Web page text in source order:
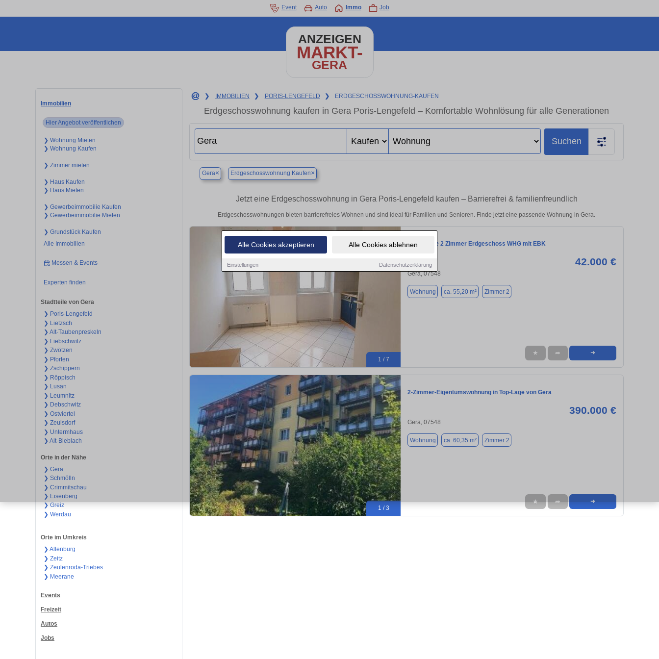
Alle Cookies akzeptieren Alle Cookies ablehnen
Einstellungen Datenschutzerklärung
Event Auto Immo Job
ANZEIGEN
MARKT-
GERA
Immobilien
Hier Angebot veröffentlichen
❯ Wohnung Mieten
❯ Wohnung Kaufen
❯ Zimmer mieten
❯ Haus Kaufen
❯ Haus Mieten
❯ Gewerbeimmobilie Kaufen
❯ Gewerbeimmobilie Mieten
❯ Grundstück Kaufen
Alle Immobilien
Messen & Events
Experten finden
Stadtteile von Gera
❯ Poris-Lengefeld
❯ Lietzsch
❯ Alt-Taubenpreskeln
❯ Liebschwitz
❯ Zwötzen
❯ Pforten
❯ Zschippern
❯ Röppisch
❯ Lusan
❯ Leumnitz
❯ Debschwitz
❯ Ostviertel
❯ Zeulsdorf
❯ Untermhaus
❯ Alt-Bieblach
Orte in der Nähe
❯ Gera
❯ Schmölln
❯ Crimmitschau
❯ Eisenberg
❯ Greiz
❯ Werdau
Orte im Umkreis
❯ Altenburg
❯ Zeitz
❯ Zeulenroda-Triebes
❯ Meerane
Events
Freizeit
Autos
Jobs
❯ IMMOBILIEN ❯ PORIS-LENGEFELD ❯ ERDGESCHOSSWOHNUNG-KAUFEN
Erdgeschosswohnung kaufen in Gera Poris-Lengefeld – Komfortable Wohnlösung für alle Generationen
Suchen
Gera× Erdgeschosswohnung Kaufen×
Jetzt eine Erdgeschosswohnung in Gera Poris-Lengefeld kaufen – Barrierefrei & familienfreundlich
Erdgeschosswohnungen bieten barrierefreies Wohnen und sind ideal für Familien und Senioren. Finde jetzt eine passende Wohnung in Gera.
1 / 7
Charmante 2 Zimmer Erdgeschoss WHG mit EBK
42.000 €
Gera, 07548
Wohnung ca. 55,20 m² Zimmer 2
★ ➦ ➜
1 / 3
2-Zimmer-Eigentumswohnung in Top-Lage von Gera
390.000 €
Gera, 07548
Wohnung ca. 60,35 m² Zimmer 2
★ ➦ ➜